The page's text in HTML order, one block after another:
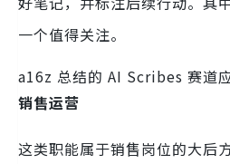
一个值得关注。
a16z 总结的 AI Scribes 赛道
销售运营
这类职能属于销售岗位的大后